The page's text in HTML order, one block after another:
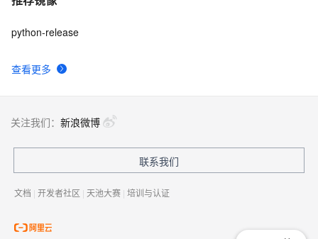
查看更多
python-release
关注我们： 新浪微博
联系我们
文档 | 开发者社区 | 天池大赛 | 培训与认证